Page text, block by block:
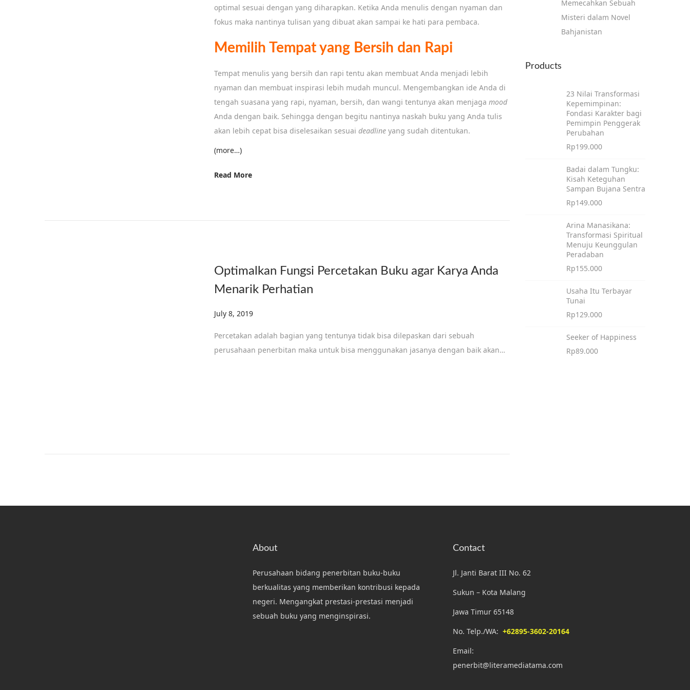
optimal sesuai dengan yang diharapkan. Ketika Anda menulis dengan nyaman dan
fokus maka nantinya tulisan yang dibuat akan sampai ke hati para pembaca.
Memilih Tempat yang Bersih dan Rapi
Tempat menulis yang bersih dan rapi tentu akan membuat Anda menjadi lebih
nyaman dan membuat inspirasi lebih mudah muncul. Mengembangkan ide Anda di
tengah suasana yang rapi, nyaman, bersih, dan wangi tentunya akan menjaga mood
Anda dengan baik. Sehingga dengan begitu nantinya naskah buku yang Anda tulis
akan lebih cepat bisa diselesaikan sesuai deadline yang sudah ditentukan.
(more…)
Read More
Optimalkan Fungsi Percetakan Buku agar Karya Anda
Menarik Perhatian
Posted on
July 8, 2019
Percetakan adalah bagian yang tentunya tidak bisa dilepaskan dari sebuah
perusahaan penerbitan maka untuk bisa menggunakan jasanya dengan baik akan…
Memecahkan Sebuah
Misteri dalam Novel
Bahjanistan
Products
23 Nilai Transformasi
Kepemimpinan:
Fondasi Karakter bagi
Pemimpin Penggerak
Perubahan
Rp199.000
Badai dalam Tungku:
Kisah Keteguhan
Sampan Bujana Sentra
Rp149.000
Arina Manasikana:
Transformasi Spiritual
Menuju Keunggulan
Peradaban
Rp155.000
Usaha Itu Terbayar
Tunai
Rp129.000
Seeker of Happiness
Rp89.000
About
Perusahaan bidang penerbitan buku-buku
berkualitas yang memberikan kontribusi kepada
negeri. Mengangkat prestasi-prestasi menjadi
sebuah buku yang menginspirasi.
Contact
Jl. Janti Barat III No. 62
Sukun – Kota Malang
Jawa Timur 65148
No. Telp./WA: +62895-3602-20164
Email:
penerbit@literamediatama.com